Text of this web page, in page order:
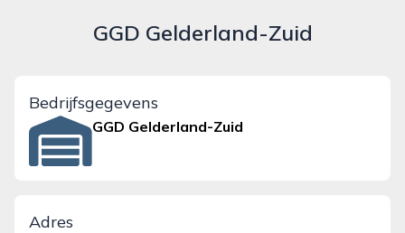
GGD Gelderland-Zuid
Bedrijfsgegevens
GGD Gelderland-Zuid
Adres